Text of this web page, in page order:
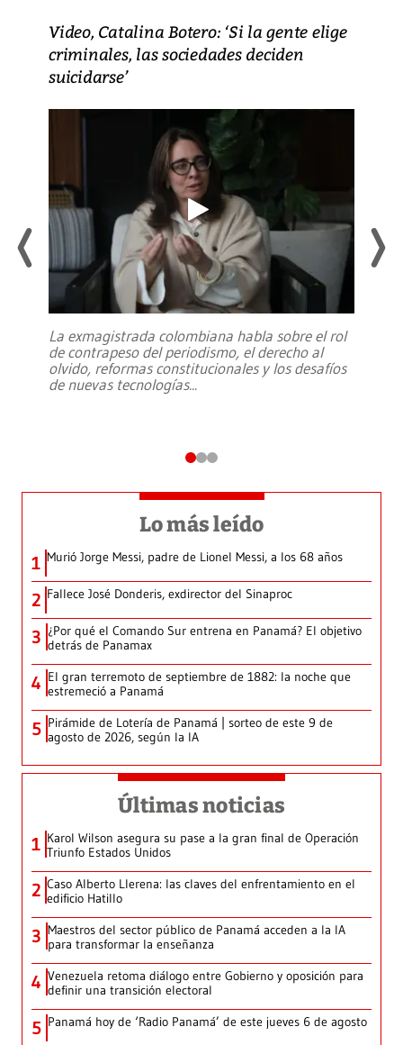
Video, Catalina Botero: ‘Si la gente elige
criminales, las sociedades deciden
suicidarse’
La exmagistrada colombiana habla sobre el rol
de contrapeso del periodismo, el derecho al
olvido, reformas constitucionales y los desafíos
de nuevas tecnologías...
Lo más leído
1 Murió Jorge Messi, padre de Lionel Messi, a los 68 años
2 Fallece José Donderis, exdirector del Sinaproc
3 ¿Por qué el Comando Sur entrena en Panamá? El objetivo
detrás de Panamax
4 El gran terremoto de septiembre de 1882: la noche que
estremeció a Panamá
5 Pirámide de Lotería de Panamá | sorteo de este 9 de
agosto de 2026, según la IA
Últimas noticias
1 Karol Wilson asegura su pase a la gran final de Operación
Triunfo Estados Unidos
2 Caso Alberto Llerena: las claves del enfrentamiento en el
edificio Hatillo
3 Maestros del sector público de Panamá acceden a la IA
para transformar la enseñanza
4 Venezuela retoma diálogo entre Gobierno y oposición para
definir una transición electoral
5 Panamá hoy de ‘Radio Panamá’ de este jueves 6 de agosto